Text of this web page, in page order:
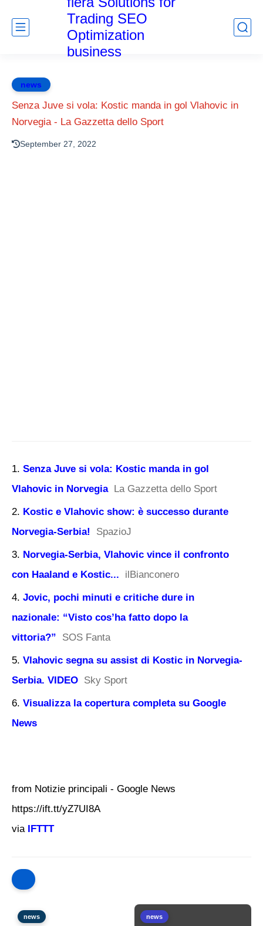
Trading SEO
Optimization
business
news
Senza Juve si vola: Kostic manda in gol Vlahovic in
Norvegia - La Gazzetta dello Sport
September 27, 2022
Senza Juve si vola: Kostic manda in gol
Vlahovic in Norvegia La Gazzetta dello Sport
Kostic e Vlahovic show: è successo durante
Norvegia-Serbia!
SpazioJ
Norvegia-Serbia, Vlahovic vince il confronto
con Haaland e Kostic...
ilBianconero
Jovic, pochi minuti e critiche dure in
nazionale: “Visto cos’ha fatto dopo la
vittoria?”
SOS Fanta
Vlahovic segna su assist di Kostic in Norvegia-
Serbia. VIDEO Sky Sport
Visualizza la copertura completa su Google
News
from Notizie principali - Google News
https://ift.tt/yZ7UI8A
via IFTTT
news news